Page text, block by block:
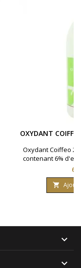
OXYDANT
Oxydant Coiffeo
contenant 6%
avec la coloration
un parfait


